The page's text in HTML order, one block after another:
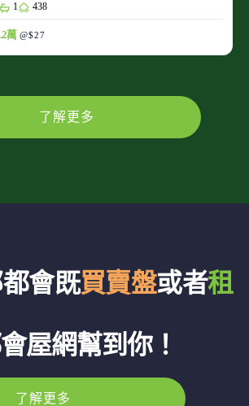
1 438
萬 @$27
了解更多
會既買賣盤或者租
屋網幫到你！
了解更多